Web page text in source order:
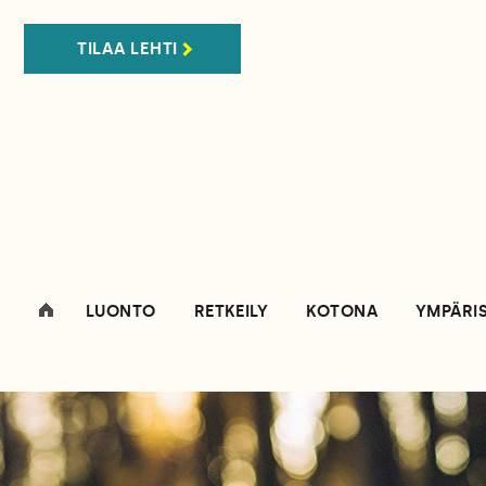
TILAA LEHTI
LUONTO RETKEILY KOTONA